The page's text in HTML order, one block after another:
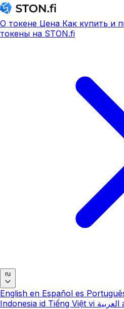
О токене Цена Как купить и
токены на STON.fi
ru
English en Español es
Indonesia id Tiếng Việt vi العربية